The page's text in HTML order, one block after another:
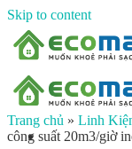
Skip to content
Trang chủ » Linh
công suất 20m3/giờ